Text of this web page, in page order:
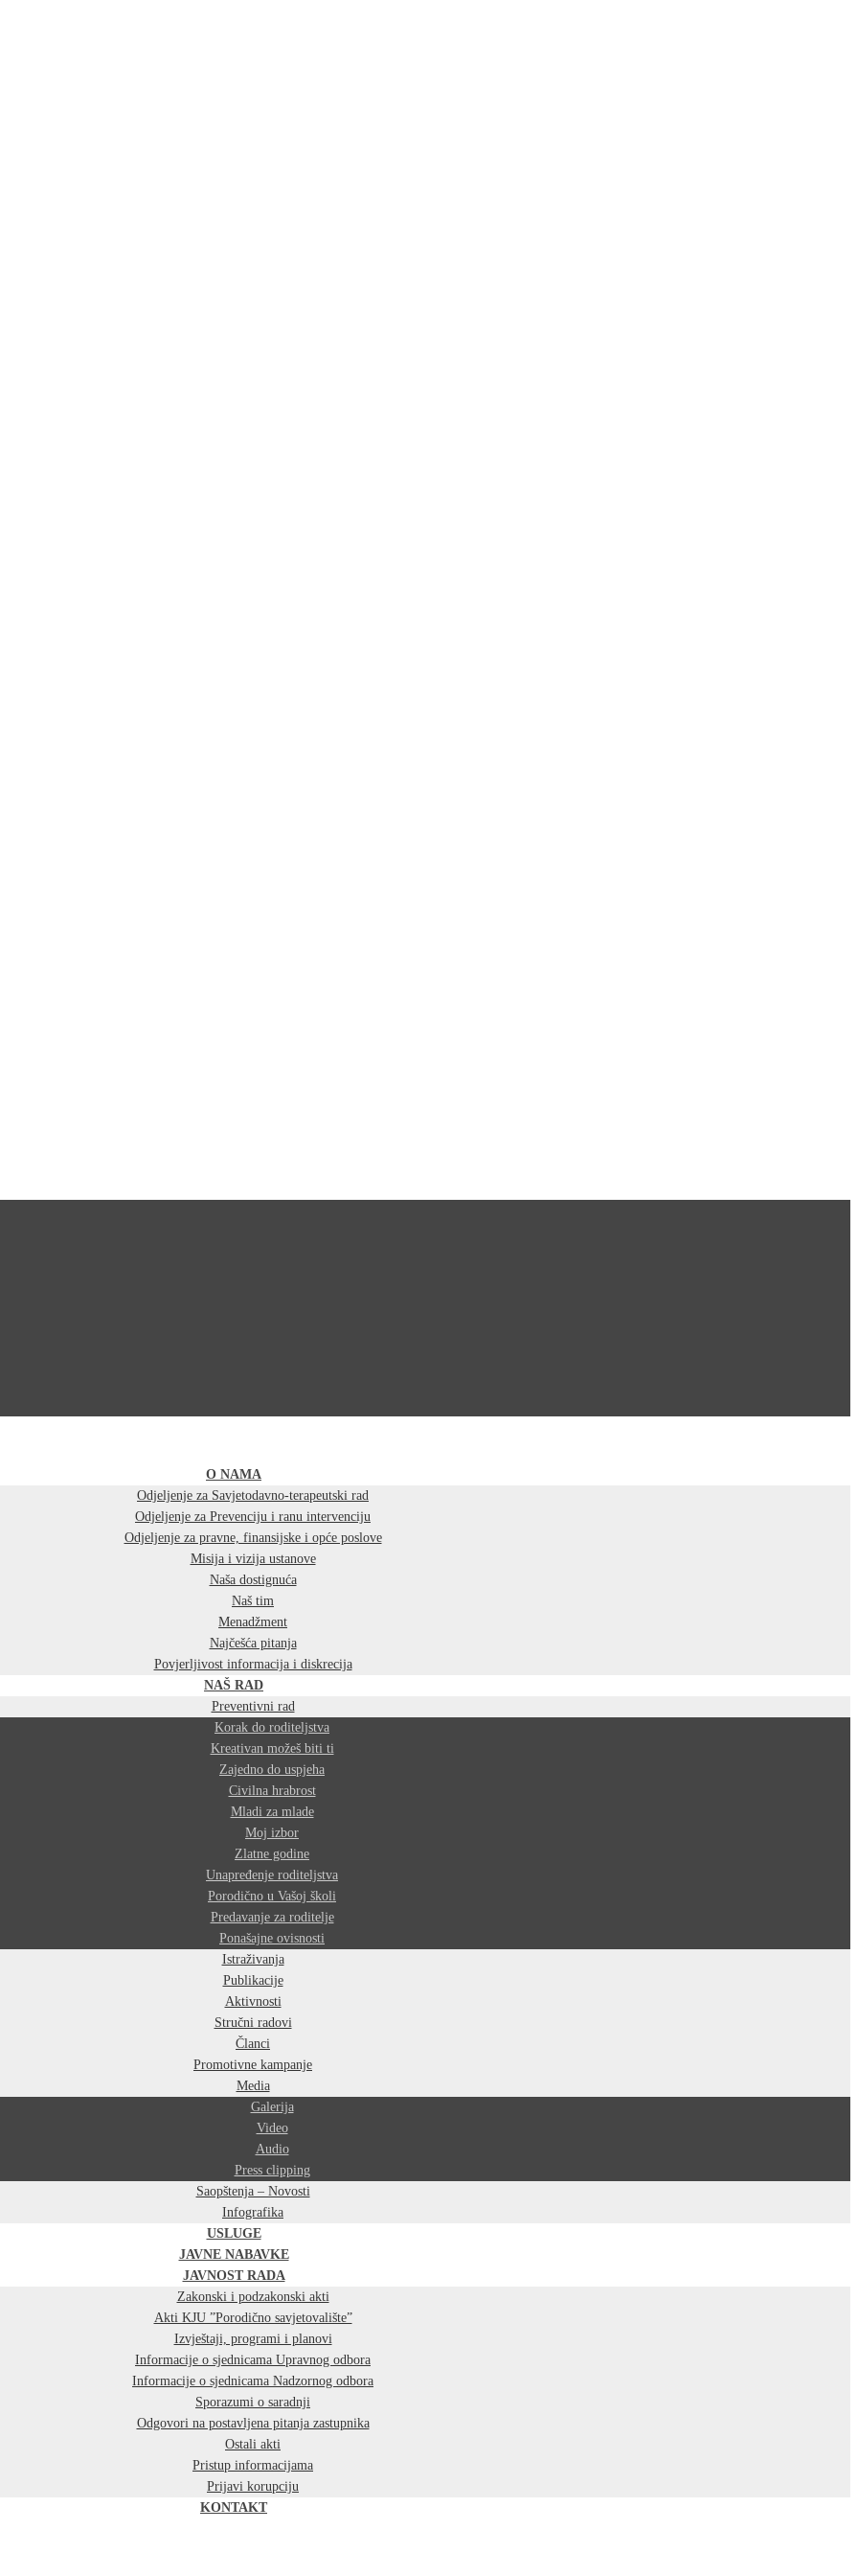
O NAMA
Odjeljenje za Savjetodavno-terapeutski rad
Odjeljenje za Prevenciju i ranu intervenciju
Odjeljenje za pravne, finansijske i opće poslove
Misija i vizija ustanove
Naša dostignuća
Naš tim
Menadžment
Najčešća pitanja
Povjerljivost informacija i diskrecija
NAŠ RAD
Preventivni rad
Korak do roditeljstva
Kreativan možeš biti ti
Zajedno do uspjeha
Civilna hrabrost
Mladi za mlade
Moj izbor
Zlatne godine
Unapređenje roditeljstva
Porodično u Vašoj školi
Predavanje za roditelje
Ponašajne ovisnosti
Istraživanja
Publikacije
Aktivnosti
Stručni radovi
Članci
Promotivne kampanje
Media
Galerija
Video
Audio
Press clipping
Saopštenja – Novosti
Infografika
USLUGE
JAVNE NABAVKE
JAVNOST RADA
Zakonski i podzakonski akti
Akti KJU ”Porodično savjetovalište”
Izvještaji, programi i planovi
Informacije o sjednicama Upravnog odbora
Informacije o sjednicama Nadzornog odbora
Sporazumi o saradnji
Odgovori na postavljena pitanja zastupnika
Ostali akti
Pristup informacijama
Prijavi korupciju
KONTAKT